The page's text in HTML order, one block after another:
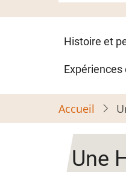
Histoire et
Accueil
Une